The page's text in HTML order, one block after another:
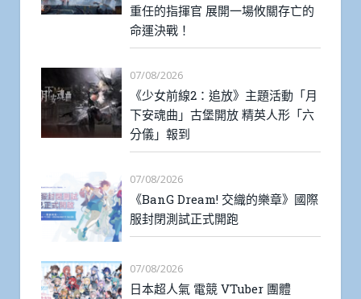
重任的指揮官 展開一場攸關存亡的
命運決戰！
07/08/2026
《少女前線2：追放》主題活動「月
下安魂曲」古堡開放 精英人形「六
分儀」報到
07/08/2026
《BanG Dream! 交織的樂章》國際
服封閉測試正式開跑
07/08/2026
日本超人氣 電競 VTuber 團體